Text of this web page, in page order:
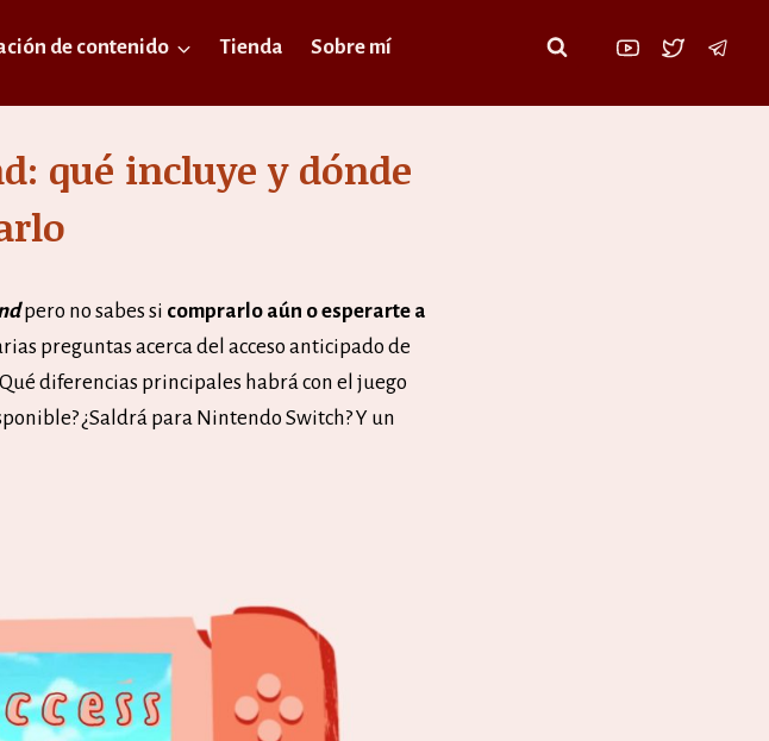
de contenido Tienda Sobre mí
qué incluye y dónde
pero no sabes si comprarlo aún o esperarte a
preguntas acerca del acceso anticipado de
diferencias principales habrá con el juego
¿Saldrá para Nintendo Switch? Y un